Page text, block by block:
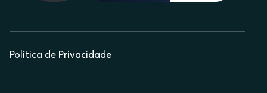
Política de Privacidade